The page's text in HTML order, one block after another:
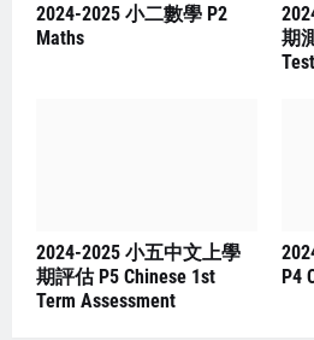
2024-2025 小二數學 P2
Maths
期
Test
2024-2025 小五中文上學
期評估 P5 Chinese 1st
Term Assessment
P4